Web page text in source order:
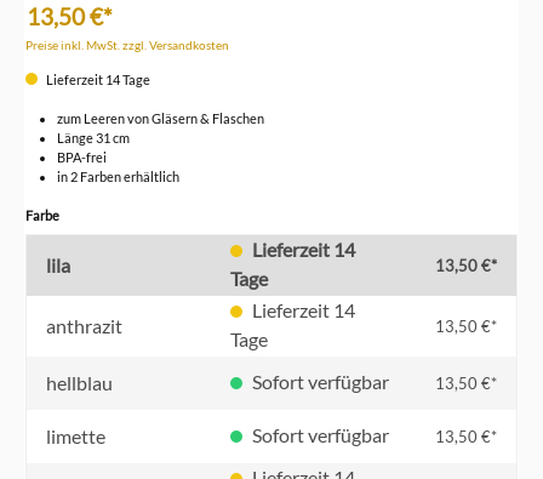
13,50 €*
Preise inkl. MwSt. zzgl. Versandkosten
Lieferzeit 14 Tage
zum Leeren von Gläsern & Flaschen
Länge 31 cm
BPA-frei
in 2 Farben erhältlich
Farbeauswählen
lila
Tage
13,50 €*
anthrazit
Tage
13,50 €*
hellblau Sofort verfügbar 13,50 €*
limette Sofort verfügbar 13,50 €*